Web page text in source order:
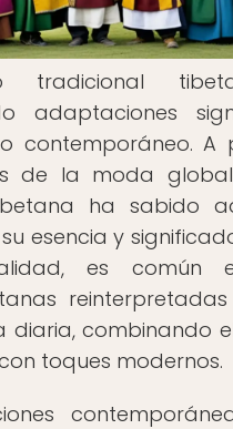
tradicional
adaptaciones
contemporáneo. A
de la moda
ha sabido
esencia y
es común
diaria, combinando
toques modernos.